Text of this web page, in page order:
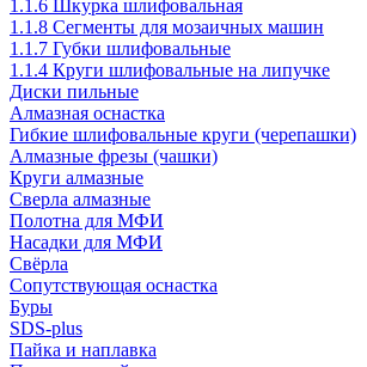
1.1.6 Шкурка шлифовальная
1.1.8 Сегменты для мозаичных машин
1.1.7 Губки шлифовальные
1.1.4 Круги шлифовальные на липучке
Диски пильные
Алмазная оснастка
Гибкие шлифовальные круги (черепашки)
Алмазные фрезы (чашки)
Круги алмазные
Сверла алмазные
Полотна для МФИ
Насадки для МФИ
Свёрла
Сопутствующая оснастка
Буры
SDS-plus
Пайка и наплавка